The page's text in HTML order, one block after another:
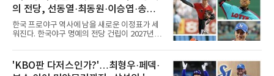
위전으로 밀렸고 본선에서도 78위에
다. 챕터11은 기업이나 개인이 채권자들과 협의
를 통해 재정 구조를 재편할 수 있도록 돕는 제도
다.미 매체들에 따르면 푸이그의 자산 규모는
1000만~5000만 달러(약 146억~730억 원), 부
산 내역 등 일부 필수 자료가 빠졌다며 서류 미비
의 전당, 선동열·최동원·이승엽·송진
우·김응용을 둘러싼 논쟁
한국 프로야구 역사에 남을 새로운 이정표가 세
워진다. 한국야구 명예의 전당 건립이 2027년으
문으로 향하고 있다. "누가 한국 야구 최초의 명
예의 전당 헌액자가 될 것인가?"현재 가장 많이
거론되는 후보군은 선동열, 최동원, 이승엽, 송
'KBO판 다저스인가?'…최형우·페덱·